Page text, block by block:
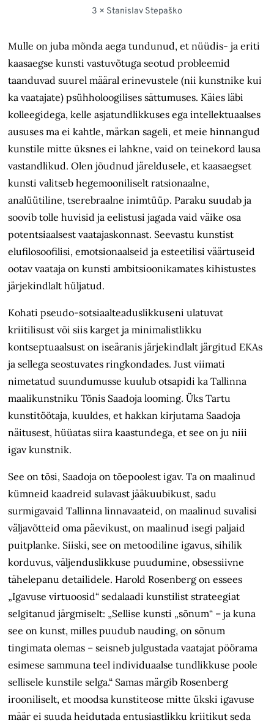
3 × Stanislav Stepaško
Mulle on juba mõnda aega tundunud, et nüüdis- ja eriti
kaasaegse kunsti vastuvõtuga seotud probleemid
taanduvad suurel määral erinevustele (nii kunstnike kui
ka vaatajate) psühholoogilises sättumuses. Käies läbi
kolleegidega, kelle asjatundlikkuses ega intellektuaalses
aususes ma ei kahtle, märkan sageli, et meie hinnangud
kunstile mitte üksnes ei lahkne, vaid on teinekord lausa
vastandlikud. Olen jõudnud järeldusele, et kaasaegset
kunsti valitseb hegemooniliselt ratsionaalne,
analüütiline, tserebraalne inimtüüp. Paraku suudab ja
soovib tolle huvisid ja eelistusi jagada vaid väike osa
potentsiaalsest vaatajaskonnast. Seevastu kunstist
elufilosoofilisi, emotsionaalseid ja esteetilisi väärtuseid
ootav vaataja on kunsti ambitsioonikamates kihistustes
järjekindlalt hüljatud.
Kohati pseudo-sotsiaal­teadus­likkuseni ulatuvat
kriitilisust või siis karget ja minimalistlikku
kontseptuaalsust on iseäranis järjekindlalt järgitud EKAs
ja sellega seostuvates ringkondades. Just viimati
nimetatud suundumusse kuulub otsapidi ka Tallinna
maalikunstniku Tõnis Saadoja looming. Üks Tartu
kunstitöötaja, kuuldes, et hakkan kirjutama Saadoja
näitusest, hüüatas siira kaastundega, et see on ju niii
igav kunstnik.
See on tõsi, Saadoja on tõepoolest igav. Ta on maalinud
kümneid kaadreid sulavast jääkuubikust, sadu
surmigavaid Tallinna linnavaateid, on maalinud suvalisi
väljavõtteid oma päevikust, on maalinud isegi paljaid
puitplanke. Siiski, see on metoodiline igavus, sihilik
korduvus, väljenduslikkuse puudumine, obsessiivne
tähelepanu detailidele. Harold Rosenberg on essees
„Igavuse virtuoosid“ sedalaadi kunstilist strateegiat
selgitanud järgmiselt: „Sellise kunsti „sõnum“ – ja kuna
see on kunst, milles puudub nauding, on sõnum
tingimata olemas – seisneb julgustada vaatajat pöörama
esimese sammuna teel individuaalse tundlikkuse poole
sellisele kunstile selga.“ Samas märgib Rosenberg
irooniliselt, et moodsa kunstiteose mitte ükski igavuse
määr ei suuda heidutada entusiastlikku kriitikut seda